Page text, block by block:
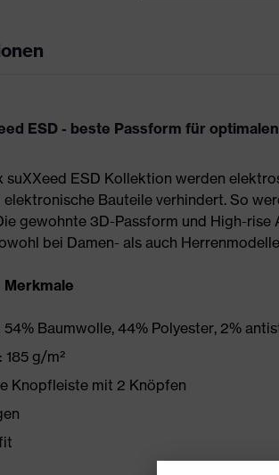
ESD - beste Passform für
suXXeed ESD Kollektion werden
elektronische Bauteile verhindert. So
gewohnte 3D-Passform und High-
bei Damen- als auch
54% Baumwolle, 44% Polyester, 2%
185 g/m²
Knopfleiste mit 2 Knöpfen